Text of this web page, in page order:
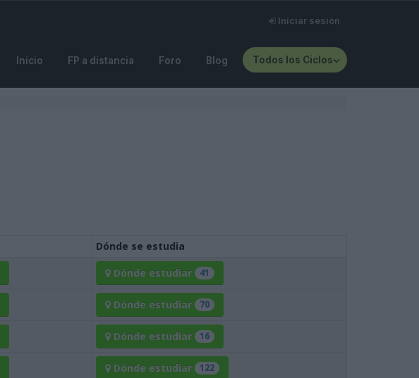
Iniciar sesión
Inicio FP a distancia Foro Blog Todos los Ciclos
Dónde se estudia
Dónde estudiar 41
Dónde estudiar 70
Dónde estudiar 16
Dónde estudiar 122